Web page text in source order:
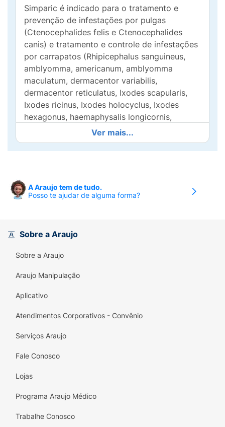
Simparic é indicado para o tratamento e
prevenção de infestações por pulgas
(Ctenocephalides felis e Ctenocephalides
canis) e tratamento e controle de infestações
por carrapatos (Rhipicephalus sanguineus,
amblyomma, americanum, amblyomma
maculatum, dermacentor variabilis,
dermacentor reticulatus, Ixodes scapularis,
Ixodes ricinus, Ixodes holocyclus, Ixodes
hexagonus, haemaphysalis longicornis,
haemaphysalis elliptica).
Simparic é também indicado para tratamento
tratamento e prevenção de Otodectes
Cynotis (ácaro da orelha).
de Borrelia Burgdorferi (doença de lyme) e
Anaplasma Phagocytophilum pelo carrapato
Ixodes Scapularis, e Babesia Canis pelo
mastigável pode iniciar em qualquer época do
ano e continuar durante o mesmo sem
Dosagem e Administração:
comprimido mastigável é administrado via
recomendada de 2mg/kg.
Precauções, advertências e outras
informações:
Ver mais...
A Araujo tem de tudo.
Posso te ajudar de alguma forma?
Sobre a Araujo
Sobre a Araujo
Araujo Manipulação
Aplicativo
Atendimentos Corporativos - Convênio
Serviços Araujo
Fale Conosco
Lojas
Programa Araujo Médico
Trabalhe Conosco